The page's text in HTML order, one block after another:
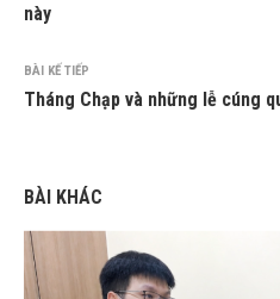
này
BÀI KẾ TIẾP
Tháng Chạp và những lễ cúng
BÀI KHÁC